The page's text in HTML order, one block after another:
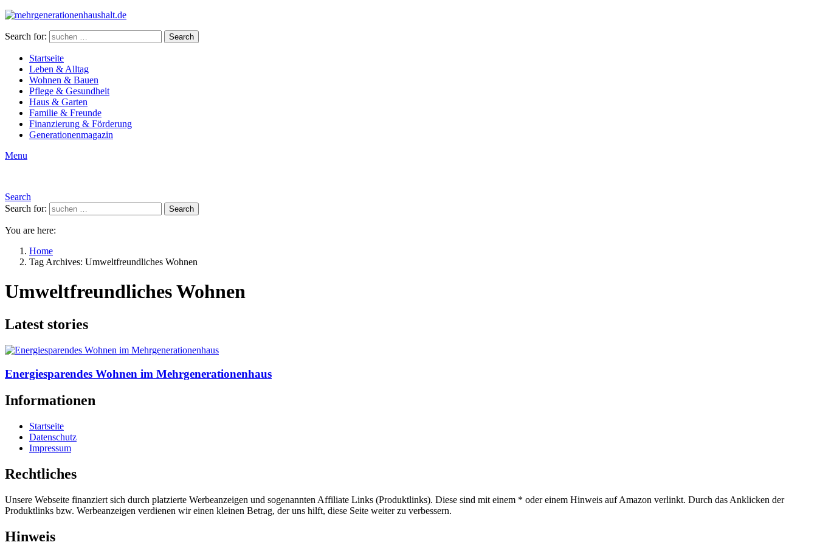
Search for: Search
Startseite
Leben & Alltag
Wohnen & Bauen
Pflege & Gesundheit
Haus & Garten
Familie & Freunde
Finanzierung & Förderung
Generationenmagazin
Menu
Search
Search for:
Search
You are here:
Home
Tag Archives: Umweltfreundliches Wohnen
Umweltfreundliches Wohnen
Latest stories
Energiesparendes Wohnen im Mehrgenerationenhaus
Informationen
Startseite
Datenschutz
Impressum
Rechtliches
Unsere Webseite finanziert sich durch platzierte Werbeanzeigen und sogenannten Affiliate Links (Produktlinks). Diese sind mit einem * oder einem Hinweis auf Amazon verlinkt. Durch das Anklicken der
Produktlinks bzw. Werbeanzeigen verdienen wir einen kleinen Betrag, der uns hilft, diese Seite weiter zu verbessern.
Hinweis